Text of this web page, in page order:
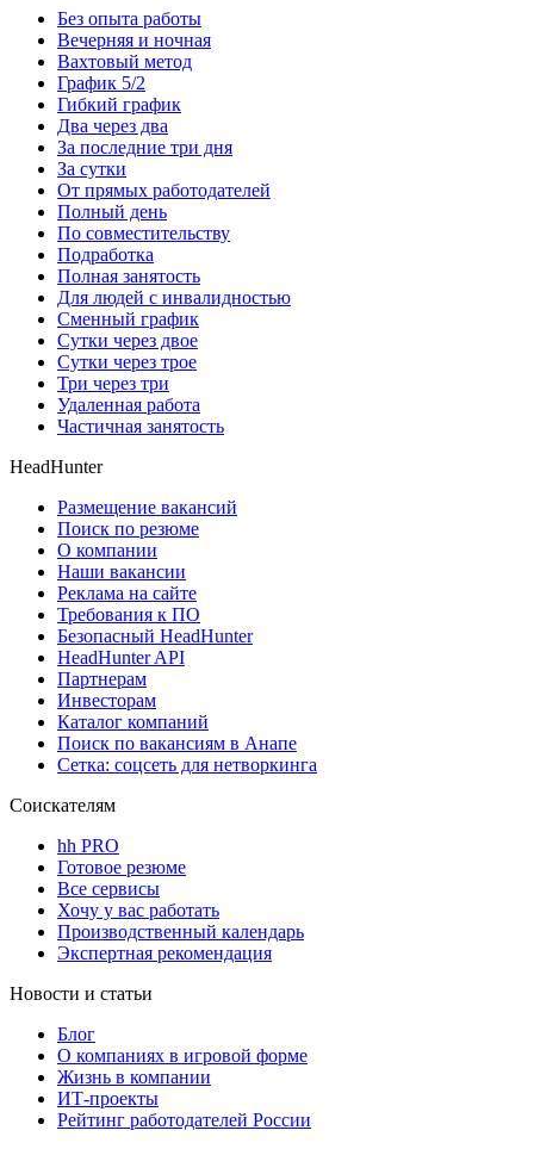
Без опыта работы
Вечерняя и ночная
Вахтовый метод
График 5/2
Гибкий график
Два через два
За последние три дня
За сутки
От прямых работодателей
Полный день
По совместительству
Подработка
Полная занятость
Для людей с инвалидностью
Сменный график
Сутки через двое
Сутки через трое
Три через три
Удаленная работа
Частичная занятость
HeadHunter
Размещение вакансий
Поиск по резюме
О компании
Наши вакансии
Реклама на сайте
Требования к ПО
Безопасный HeadHunter
HeadHunter API
Партнерам
Инвесторам
Каталог компаний
Поиск по вакансиям в Анапе
Сетка: соцсеть для нетворкинга
Соискателям
hh PRO
Готовое резюме
Все сервисы
Хочу у вас работать
Производственный календарь
Экспертная рекомендация
Новости и статьи
Блог
О компаниях в игровой форме
Жизнь в компании
ИТ-проекты
Рейтинг работодателей России